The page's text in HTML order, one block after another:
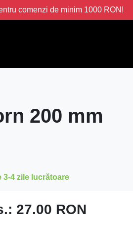
comenzi de minim 1000 RON!
200 mm
3-4 zile lucrătoare
27.00 RON